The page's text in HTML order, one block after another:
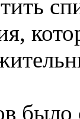
было